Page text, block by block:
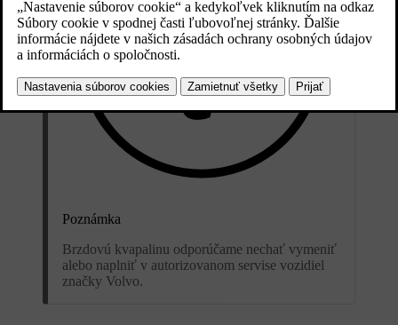
Poznámka
Brzdovú kvapalinu odporúčame nechať vymeniť
alebo naplniť v autorizovanom servise vozidiel
značky Volvo.